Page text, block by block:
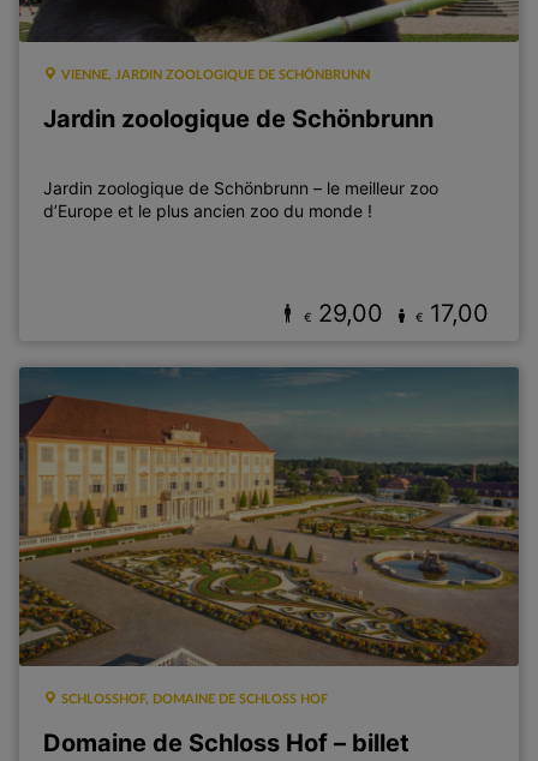
VIENNE, JARDIN ZOOLOGIQUE DE SCHÖNBRUNN
Jardin zoologique de Schönbrunn
Jardin zoologique de Schönbrunn – le meilleur zoo
d’Europe et le plus ancien zoo du monde !
€ 29,00 € 17,00
SCHLOSSHOF, DOMAINE DE SCHLOSS HOF
Domaine de Schloss Hof – billet